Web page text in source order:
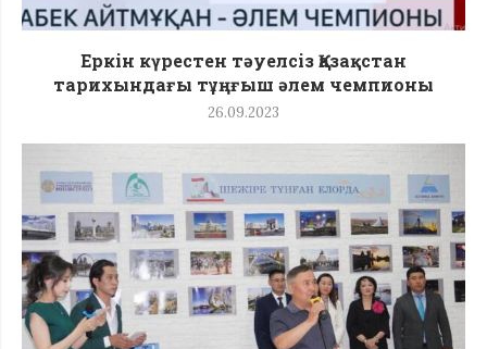
Еркін күрестен тәуелсіз Қазақстан
тарихындағы тұңғыш әлем чемпионы
26.09.2023